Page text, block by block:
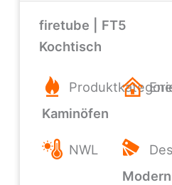
firetube | FT5
Kochtisch
Kaminöfen
NWL
Modern